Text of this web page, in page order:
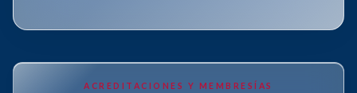
ACREDITACIONES Y MEMBRESÍAS